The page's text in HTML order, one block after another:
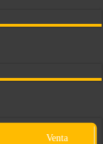
Venta